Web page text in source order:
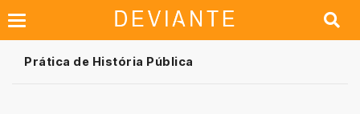
Prática de História Pública